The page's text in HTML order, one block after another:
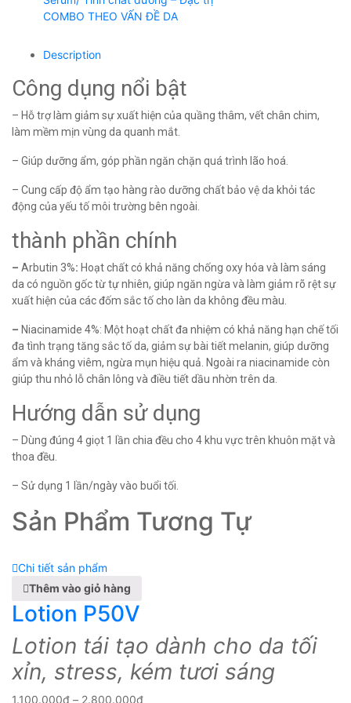
COMBO THEO VẤN ĐỀ DA
Description
Công dụng nổi bật
– Hỗ trợ làm giảm sự xuất hiện của quầng thâm, vết chân chim,
làm mềm mịn vùng da quanh mắt.
– Giúp dưỡng ẩm, góp phần ngăn chặn quá trình lão hoá.
– Cung cấp độ ẩm tạo hàng rào dưỡng chất bảo vệ da khỏi tác
động của yếu tố môi trường bên ngoài.
thành phần chính
– Arbutin 3%: Hoạt chất có khả năng chống oxy hóa và làm sáng
da có nguồn gốc từ tự nhiên, giúp ngăn ngừa và làm giảm rõ rệt sự
xuất hiện của các đốm sắc tố cho làn da không đều màu.
– Niacinamide 4%: Một hoạt chất đa nhiệm có khả năng hạn chế tối
đa tình trạng tăng sắc tố da, giảm sự bài tiết melanin, giúp dưỡng
ẩm và kháng viêm, ngừa mụn hiệu quả. Ngoài ra niacinamide còn
giúp thu nhỏ lỗ chân lông và điều tiết dầu nhờn trên da.
Hướng dẫn sử dụng
– Dùng đúng 4 giọt 1 lần chia đều cho 4 khu vực trên khuôn mặt và
thoa đều.
– Sử dụng 1 lần/ngày vào buổi tối.
Sản Phẩm Tương Tự
Chi tiết sản phẩm
Thêm vào giỏ hàng
Lotion P50V
Lotion tái tạo dành cho da tối
xỉn, stress, kém tươi sáng
1.100.000₫ – 2.800.000₫